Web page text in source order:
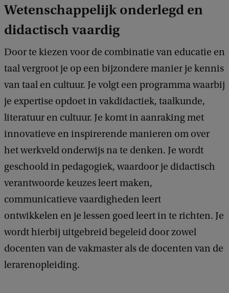
Wetenschappelijk onderlegd en
didactisch vaardig
Door te kiezen voor de combinatie van educatie en
taal vergroot je op een bijzondere manier je kennis
van taal en cultuur. Je volgt een programma waarbij
je expertise opdoet in vakdidactiek, taalkunde,
literatuur en cultuur. Je komt in aanraking met
innovatieve en inspirerende manieren om over
het werkveld onderwijs na te denken. Je wordt
geschoold in pedagogiek, waardoor je didactisch
verantwoorde keuzes leert maken,
communicatieve vaardigheden leert
ontwikkelen en je lessen goed leert in te richten. Je
wordt hierbij uitgebreid begeleid door zowel
docenten van de vakmaster als de docenten van de
lerarenopleiding.